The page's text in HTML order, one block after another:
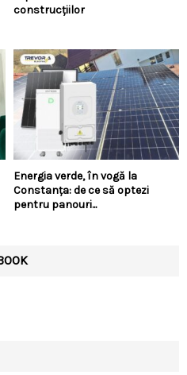
construcțiilor
Energia verde, în vogă la
Constanța: de ce să optezi
pentru panouri...